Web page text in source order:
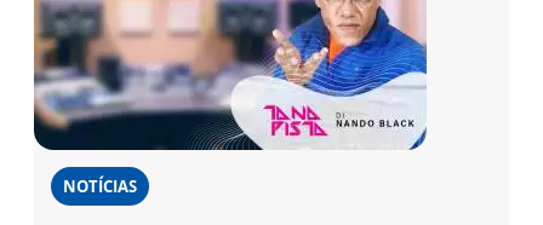
NOTÍCIAS